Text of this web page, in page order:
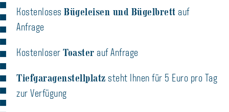
Kostenloses Bügeleisen und Bügelbrett auf
Anfrage
Kostenloser Toaster auf Anfrage
Tiefgaragenstellplatz steht Ihnen für 5 Euro pro Tag
zur Verfügung